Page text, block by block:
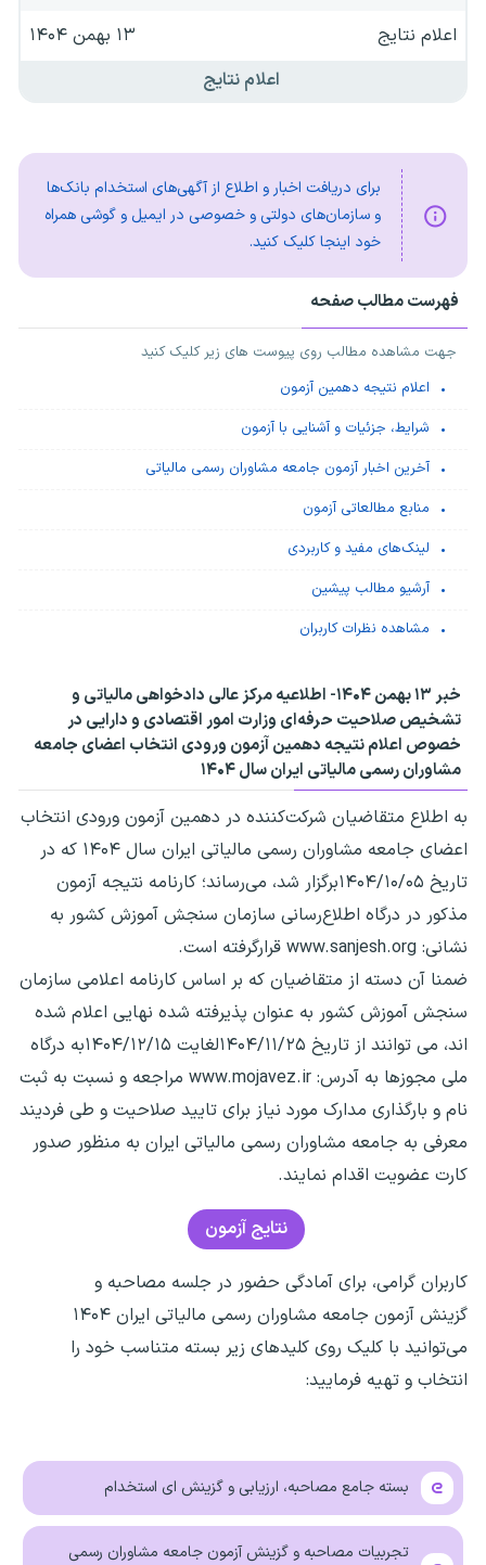
اعلام نتایج
۱۳ بهمن ۱۴۰۴
اعلام نتایج
برای دریافت اخبار و اطلاع از آگهی‌های استخدام بانک‌ها
و سازمان‌های دولتی و خصوصی در ایمیل و گوشی همراه
خود اینجا کلیک کنید.
فهرست مطالب صفحه
جهت مشاهده مطالب روی پیوست های زیر کلیک کنید
اعلام نتیجه دهمین آزمون
شرایط، جزئیات و آشنایی با آزمون
آخرین اخبار آزمون جامعه مشاوران رسمی مالیاتی
منابع مطالعاتی آزمون
لینک‌های مفید و کاربردی
آرشیو مطالب پیشین
مشاهده نظرات کاربران
خبر ۱۳ بهمن ۱۴۰۴- اطلاعیه مرکز عالی دادخواهی مالیاتی و
تشخیص صلاحیت حرفه‌ای وزارت امور اقتصادی و دارایی در
خصوص اعلام نتیجه دهمین آزمون ورودی انتخاب اعضای جامعه
مشاوران رسمی مالیاتی ایران سال ۱۴۰۴
به اطلاع متقاضیان شرکت‌کننده در دهمین آزمون ورودی انتخاب
اعضای جامعه مشاوران رسمی مالیاتی ایران سال ۱۴۰۴ که در
تاریخ ۱۴۰۴/۱۰/۰۵برگزار شد، می‌رساند؛ کارنامه نتیجه آزمون
مذکور در درگاه اطلاع‌رسانی سازمان سنجش آموزش کشور به
نشانی: www.sanjesh.org قرارگرفته است.
ضمنا آن‌ دسته از متقاضیان که بر اساس کارنامه اعلامی سازمان
سنجش آموزش کشور به عنوان پذیرفته شده نهایی اعلام شده
اند، می توانند از تاریخ ۱۴۰۴/۱۱/۲۵لغایت ۱۴۰۴/۱۲/۱۵به درگاه
ملی مجوزها به آدرس: www.mojavez.ir مراجعه و نسبت به ثبت
نام و بارگذاری مدارک مورد نیاز برای تایید صلاحیت و طی فردیند
معرفی به جامعه مشاوران رسمی مالیاتی ایران به منظور صدور
کارت عضویت اقدام نمایند.
نتایج آزمون
کاربران گرامی، برای آمادگی حضور در جلسه مصاحبه و
گزینش آزمون جامعه مشاوران رسمی مالیاتی ایران ۱۴۰۴
می‌توانید با کلیک روی کلید‌های زیر بسته متناسب خود را
انتخاب و تهیه فرمایید:
بسته جامع مصاحبه، ارزیابی و گزینش ای استخدام
تجربیات مصاحبه و گزینش آزمون جامعه مشاوران رسمی